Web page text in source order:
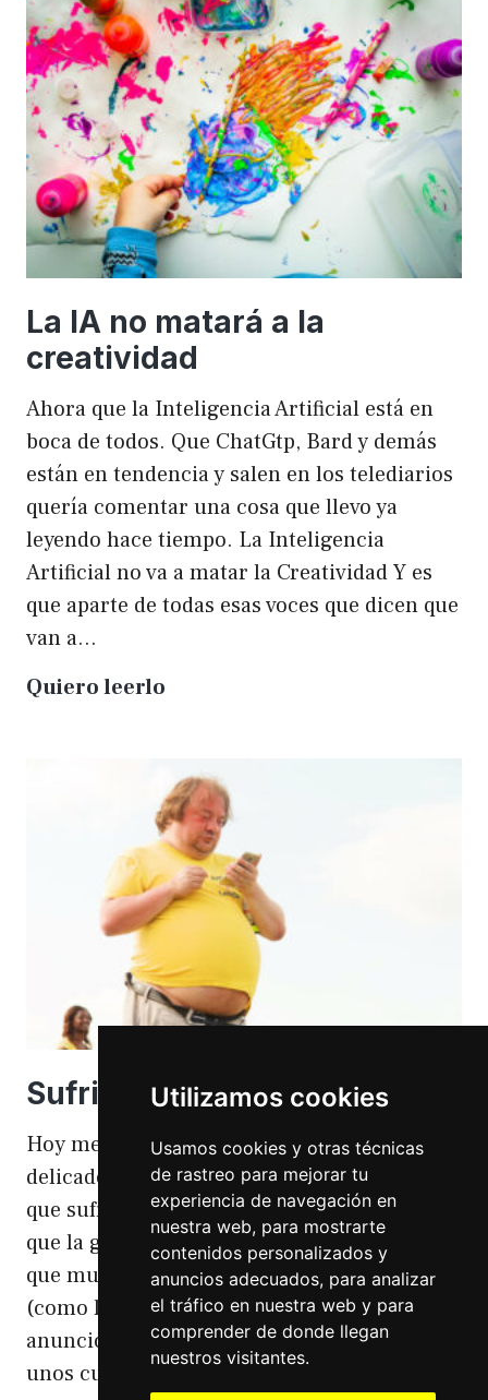
Utilizamos cookies
Usamos cookies y otras técnicas
de rastreo para mejorar tu
experiencia de navegación en
nuestra web, para mostrarte
contenidos personalizados y
anuncios adecuados, para analizar
el tráfico en nuestra web y para
comprender de donde llegan
nuestros visitantes.
FSE
en
WordPress
para
mejorar
el
rendimiento
y
el
SEO
La IA no matará a la
creatividad
Ahora que la Inteligencia Artificial está en
boca de todos. Que ChatGtp, Bard y demás
están en tendencia y salen en los telediarios
quería comentar una cosa que llevo ya
leyendo hace tiempo. La Inteligencia
Artificial no va a matar la Creatividad Y es
que aparte de todas esas voces que dicen que
van a…
Quiero leerlo
matará
a
la
creatividad
Sufriendo la gordofobia
Hoy me apetece hablar de un temita
delicado. Hoy hablo de gordofobia. Una cosa
que sufro día si día también. Gordofobia Y es
que la gordofobia es algo que existe. Algo
que muchas personas sufrimos en silencio
(como las hemorroides, al igual que en el
anuncio). Nos están vendiendo siempre
unos cuerpos normativos y en…